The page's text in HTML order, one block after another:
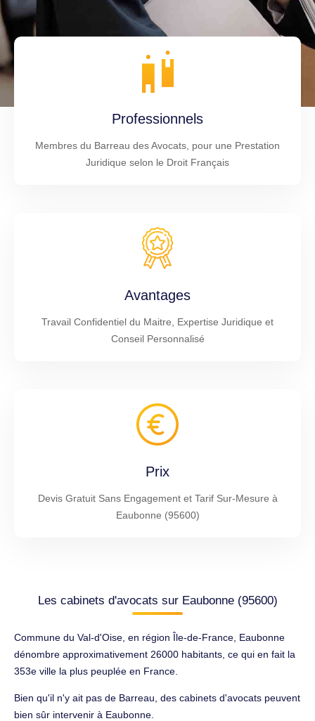
Professionnels
Membres du Barreau des Avocats, pour une Prestation
Juridique selon le Droit Français
Avantages
Travail Confidentiel du Maitre, Expertise Juridique et
Conseil Personnalisé
Prix
Devis Gratuit Sans Engagement et Tarif Sur-Mesure à
Eaubonne (95600)
Les cabinets d'avocats sur Eaubonne (95600)
Commune du Val-d'Oise, en région Île-de-France, Eaubonne
dénombre approximativement 26000 habitants, ce qui en fait la
353e ville la plus peuplée en France.
Bien qu'il n'y ait pas de Barreau, des cabinets d'avocats peuvent
bien sûr intervenir à Eaubonne.